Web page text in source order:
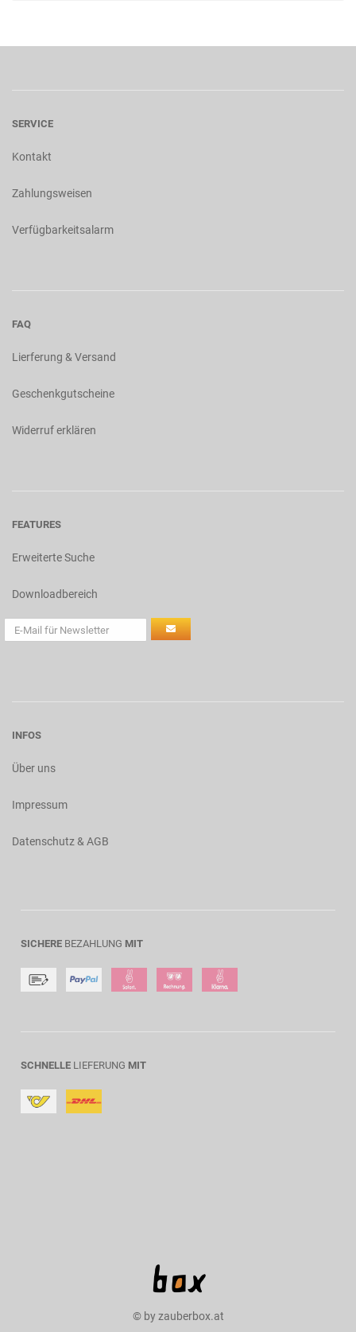
SERVICE
Kontakt
Zahlungsweisen
Verfügbarkeitsalarm
FAQ
Lierferung & Versand
Geschenkgutscheine
Widerruf erklären
FEATURES
Erweiterte Suche
Downloadbereich
INFOS
Über uns
Impressum
Datenschutz & AGB
SICHERE BEZAHLUNG MIT
SCHNELLE LIEFERUNG MIT
© by zauberbox.at